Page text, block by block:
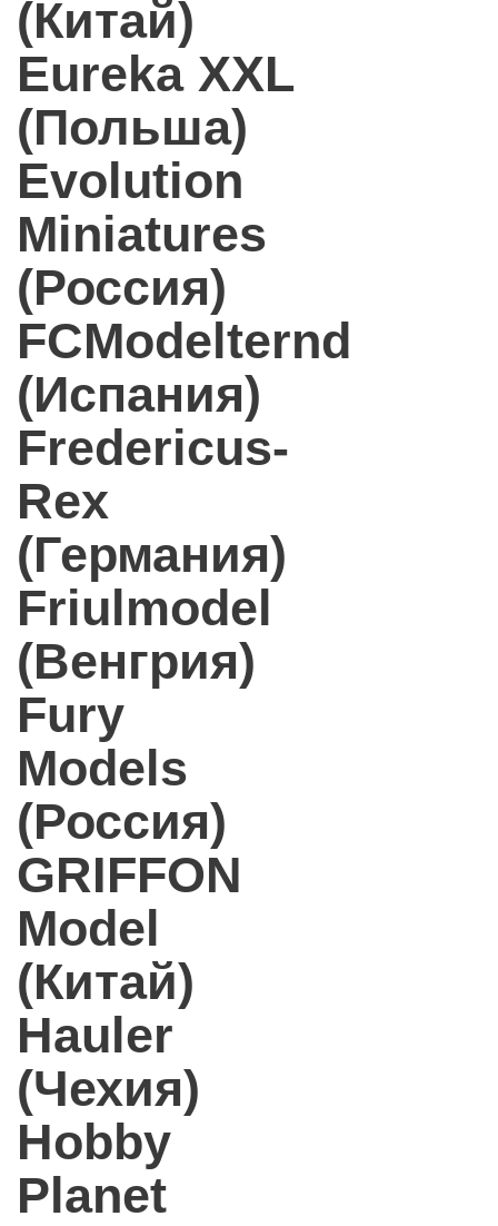
(Китай)
Eureka XXL
(Польша)
Evolution
Miniatures
(Россия)
FCModelternd
(Испания)
Fredericus-
Rex
(Германия)
Friulmodel
(Венгрия)
Fury
Models
(Россия)
GRIFFON
Model
(Китай)
Hauler
(Чехия)
Hobby
Planet